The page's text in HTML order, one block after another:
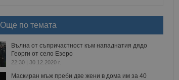
Още по темата
Вълна от съпричастност към нападнатия дядо
Георги от село Езеро
22:30 | 30.12.2020 г.
Маскиран мъж преби две жени в дома им за 40